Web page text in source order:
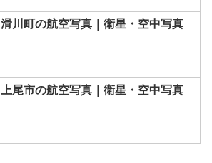
滑川町の航空写真｜衛星・空中写真
上尾市の航空写真｜衛星・空中写真